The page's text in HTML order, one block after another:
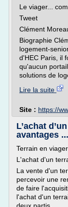
Le viager...
Tweet
Clément
Biographie
logement-
d'HEC Paris, il
qu'aucun
solutions de
Lire la suite
Site : https://
L’achat
avantages ...
Terrain en viager
L'achat d'un
La vente d'un
percevoir une
de faire
l'achat d'un